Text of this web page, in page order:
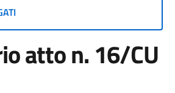
atto n. 16/CU